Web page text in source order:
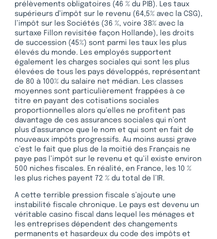
prélèvements obligatoires (46 % du PIB). Les taux
supérieurs d’impôt sur le revenu (64,5% avec la CSG),
l’impôt sur les Sociétés (36 %, voire 38% avec la
surtaxe Fillon revisitée façon Hollande), les droits
de succession (45%) sont parmi les taux les plus
élevés du monde. Les employés supportent
également les charges sociales qui sont les plus
élevées de tous les pays développés, représentant
de 80 à 100% du salaire net médian. Les classes
moyennes sont particulièrement frappées à ce
titre en payant des cotisations sociales
proportionnelles alors qu’elles ne profitent pas
davantage de ces assurances sociales qui n’ont
plus d’assurance que le nom et qui sont en fait de
nouveaux impôts progressifs. Au moins aussi grave
c’est le fait que plus de la moitié des Français ne
paye pas l’impôt sur le revenu et qu’il existe environ
500 niches fiscales. En réalité, en France, les 10 %
les plus riches payent 72 % du total de l’IR.
A cette terrible pression fiscale s’ajoute une
instabilité fiscale chronique. Le pays est devenu un
véritable casino fiscal dans lequel les ménages et
les entreprises dépendent des changements
permanents et hasardeux du code des impôts et